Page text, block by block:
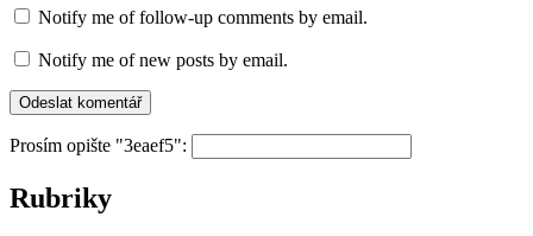
Notify me of follow-up comments by email.
Notify me of new posts by email.
Prosím opište "3eaef5":
Rubriky